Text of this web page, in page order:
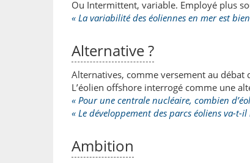
Ou Intermittent, variable. Employé plus
« La variabilité des éoliennes en mer est
Alternative ?
Alternatives, comme versement au débat
L’éolien offshore interrogé comme une
« Pour une centrale nucléaire, combien
« Le développement des parcs éoliens va-
Ambition